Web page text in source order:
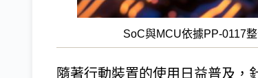
SoC與MCU依據PP-0117
隨著行動裝置的使用日益普及，